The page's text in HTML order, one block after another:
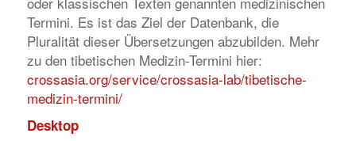
Termini. Es ist das Ziel der Datenbank, die
Pluralität dieser Übersetzungen abzubilden. Mehr
zu den tibetischen Medizin-Termini hier:
crossasia.org/service/crossasia-lab/tibetische-
medizin-termini/
Desktop